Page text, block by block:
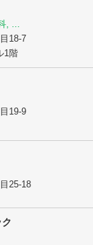
, ...
18-7
1階
19-9
25-18